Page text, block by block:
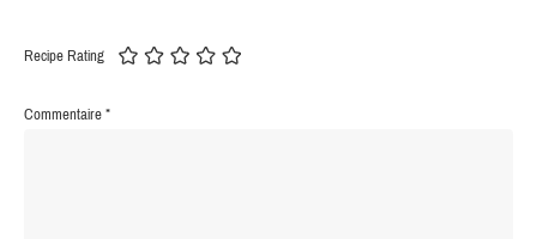
Recipe Rating
Commentaire*